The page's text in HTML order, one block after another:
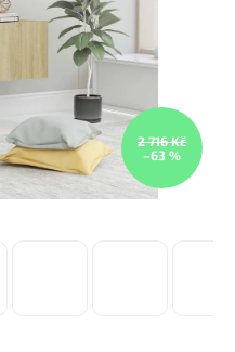
2 716 Kč
–63 %